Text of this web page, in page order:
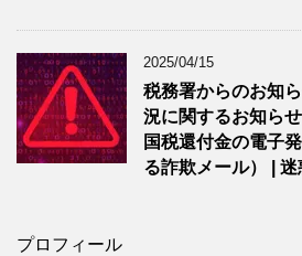
2025/04/15
税務署からのお知
況に関するお知ら
国税還付金の電子
る詐欺メール） |
プロフィール